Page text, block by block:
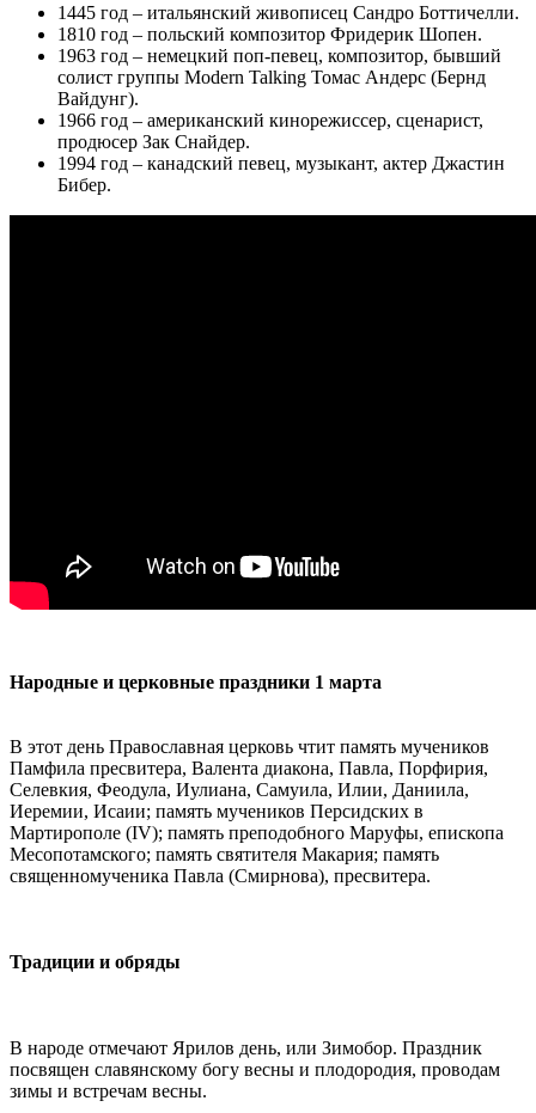
1445 год – итальянский живописец Сандро Боттичелли.
1810 год – польский композитор Фридерик Шопен.
1963 год – немецкий поп-певец, композитор, бывший
солист группы Modern Talking Томас Андерс (Бернд
Вайдунг).
1966 год – американский кинорежиссер, сценарист,
продюсер Зак Снайдер.
1994 год – канадский певец, музыкант, актер Джастин
Бибер.
Народные и церковные праздники 1 марта
В этот день Православная церковь чтит память мучеников
Памфила пресвитера, Валента диакона, Павла, Порфирия,
Селевкия, Феодула, Иулиана, Самуила, Илии, Даниила,
Иеремии, Исаии; память мучеников Персидских в
Мартирополе (IV); память преподобного Маруфы, епископа
Месопотамского; память святителя Макария; память
священномученика Павла (Смирнова), пресвитера.
Традиции и обряды
В народе отмечают Ярилов день, или Зимобор. Праздник
посвящен славянскому богу весны и плодородия, проводам
зимы и встречам весны.